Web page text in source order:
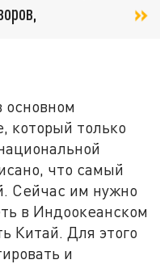
основном
который только
что самый
Сейчас им нужно
в Индоокеанском
Китай. Для этого
и